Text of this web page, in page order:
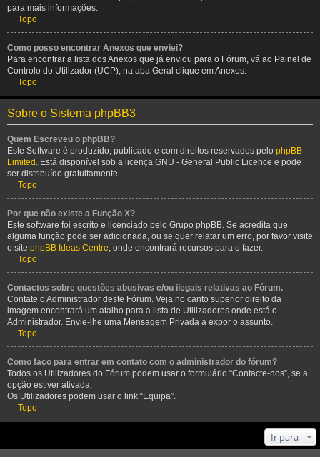
para mais informações.
Topo
Como posso encontrar Anexos que enviei?
Para encontrar a lista dos Anexos que já enviou para o Fórum, vá ao Painel de
Controlo do Utilizador (UCP), na aba Geral clique em Anexos.
Topo
Sobre o Sistema phpBB3
Quem Escreveu o phpBB?
Este Software é produzido, publicado e com direitos reservados pelo phpBB
Limited . Está disponível sob a licença GNU - General Public Licence e pode
ser distribuído gratuitamente.
Topo
Por que não existe a Função X?
Este software foi escrito e licenciado pelo Grupo phpBB. Se acredita que
alguma função pode ser adicionada, ou se quer relatar um erro, por favor visite
o site phpBB Ideas Centre, onde encontrará recursos para o fazer.
Topo
Contactos sobre questões abusivas e/ou ilegais relativas ao Fórum.
Contate o Administrador deste Fórum. Veja no canto superior direito da
imagem encontrará um atalho para a lista de Utilizadores onde está o
Administrador. Envie-lhe uma Mensagem Privada a expor o assunto.
Topo
Como faço para entrar em contato com o administrador do fórum?
Todos os Utilizadores do Fórum podem usar o formulário “Contacte-nos”, se a
opção estiver ativada.
Os Utilizadores podem usar o link “Equipa”.
Topo
Ir para